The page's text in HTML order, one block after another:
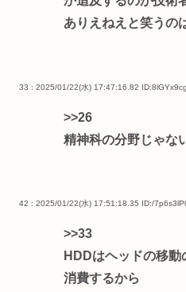
ありえねえと笑うの
33 : 2025/01/22(水) 17:47:16.82
>>26
精神科の分野じゃな
42 : 2025/01/22(水) 17:51:18.35 ID:/
>>33
HDDはヘッドの移
消費するから